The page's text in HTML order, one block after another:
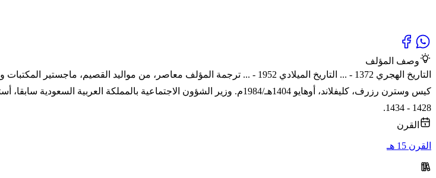
وصف المؤلف
كيس وسترن رزرف، كليفلاند، أوهايو 1404هـ/1984م. وزير الشؤون الاجتماعية
1428 - 1434.
القرن
القرن 15 هـ